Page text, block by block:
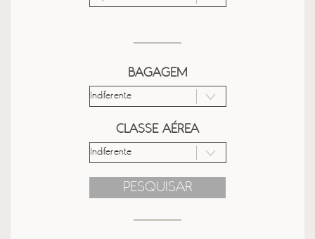
BAGAGEM
CLASSE AÉREA
PESQUISAR